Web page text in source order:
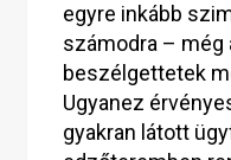
egyre inkább
számodra – még
beszélgettetek
Ugyanez
gyakran látott